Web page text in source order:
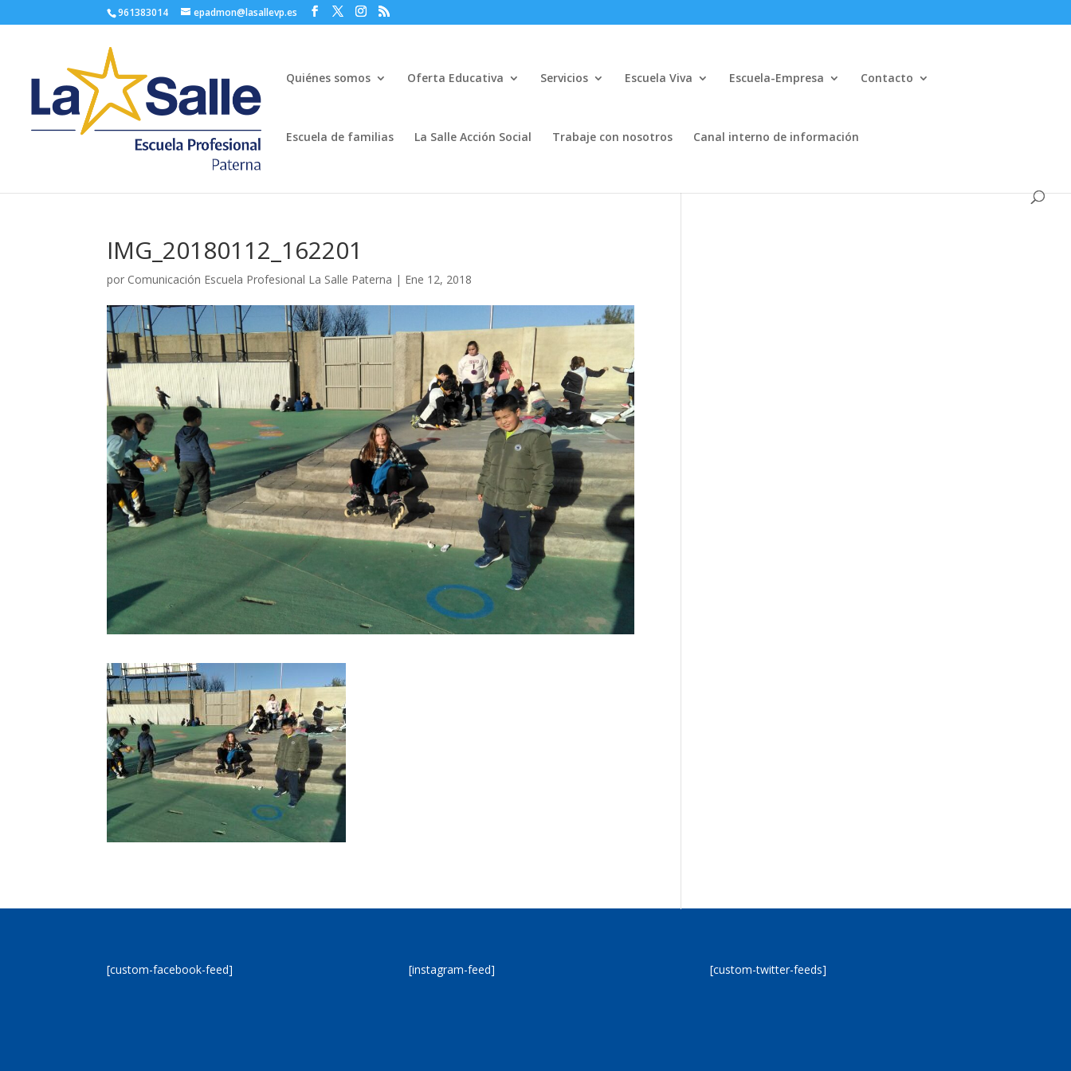
961383014 epadmon@lasallevp.es
Quiénes somos Oferta Educativa Servicios Escuela Viva Escuela-Empresa Contacto
Escuela de familias La Salle Acción Social Trabaje con nosotros Canal interno de información
IMG_20180112_162201
por Comunicación Escuela Profesional La Salle Paterna | Ene 12, 2018
[custom-facebook-feed] [instagram-feed] [custom-twitter-feeds]